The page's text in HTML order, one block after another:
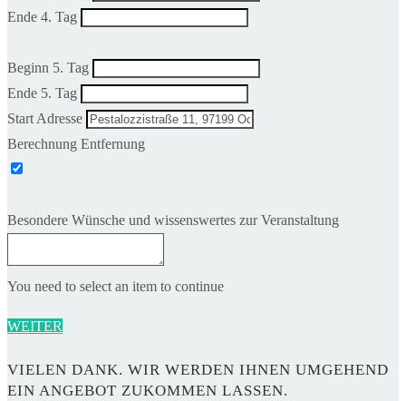
Ende 4. Tag
Beginn 5. Tag
Ende 5. Tag
Start Adresse
Berechnung Entfernung
Besondere Wünsche und wissenswertes zur Veranstaltung
You need to select an item to continue
WEITER
VIELEN DANK. WIR WERDEN IHNEN UMGEHEND
EIN ANGEBOT ZUKOMMEN LASSEN.